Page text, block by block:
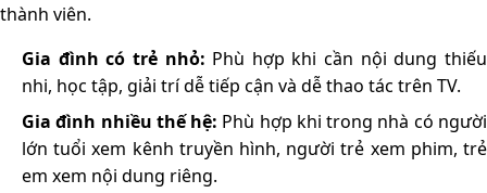
thành viên.
Gia đình có trẻ nhỏ: Phù hợp khi cần nội dung thiếu
nhi, học tập, giải trí dễ tiếp cận và dễ thao tác trên TV.
Gia đình nhiều thế hệ: Phù hợp khi trong nhà có người
lớn tuổi xem kênh truyền hình, người trẻ xem phim, trẻ
em xem nội dung riêng.